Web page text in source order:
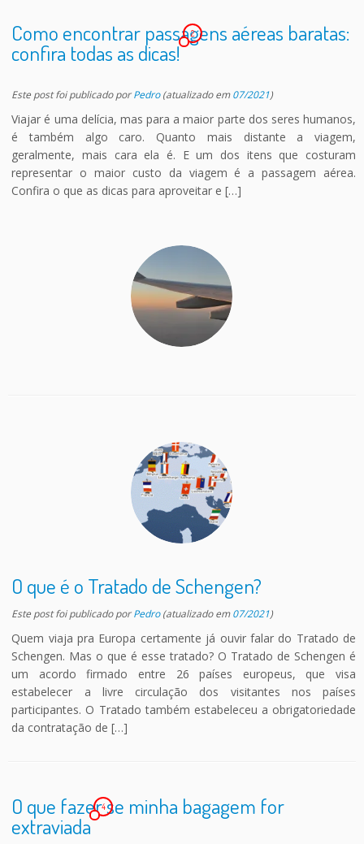
Como encontrar passagens aéreas baratas:
confira todas as dicas!
2
Este post foi publicadoporPedro(atualizado em07/2021)
Viajar é uma delícia, mas para a maior parte dos seres humanos,
é também algo caro. Quanto mais distante a viagem,
geralmente, mais cara ela é. E um dos itens que costuram
representar o maior custo da viagem é a passagem aérea.
Confira o que as dicas para aproveitar e […]
O que é o Tratado de Schengen?
Este post foi publicadoporPedro(atualizado em07/2021)
Quem viaja pra Europa certamente já ouvir falar do Tratado de
Schengen. Mas o que é esse tratado? O Tratado de Schengen é
um acordo firmado entre 26 países europeus, que visa
estabelecer a livre circulação dos visitantes nos países
participantes. O Tratado também estabeleceu a obrigatoriedade
da contratação de […]
O que fazer se minha bagagem for
extraviada
4